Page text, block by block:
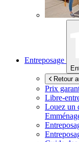
Entreposage
Retour
Prix
Libre-
Louez un